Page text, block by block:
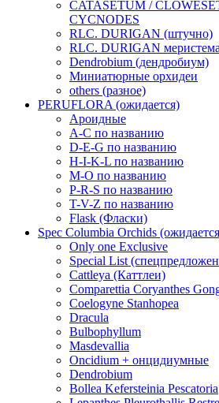
CATASETUM /
CYCNODES
RLC. DURIGAN (штучно)
RLC. DURIGAN меристема
Dendrobium (дендробиум)
Миниатюрные орхидеи
others (разное)
PERUFLORA (ожидается)
Ароидные
A-C по названию
D-E-G по названию
H-I-K-L по названию
M-O по названию
P-R-S по названию
T-V-Z по названию
Flask (Фласки)
Spec Columbia Orchids
Only one Exclusive
Special List
Cattleya (Каттлеи)
Comparettia Coryanthes
Coelogyne Stanhopea
Dracula
Bulbophyllum
Masdevallia
Oncidium + онцидиумные
Dendrobium
Bollea Kefersteinia Pescatoria